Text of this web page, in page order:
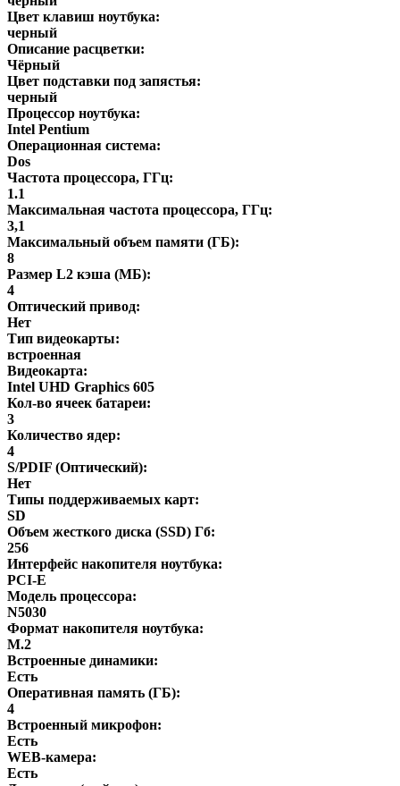
Цвет клавиш ноутбука:
черный
Описание расцветки:
Чёрный
Цвет подставки под запястья:
черный
Процессор ноутбука:
Intel Pentium
Операционная система:
Dos
Частота процессора, ГГц:
1.1
Максимальная частота процессора, ГГц:
3,1
Максимальный объем памяти (ГБ):
8
Размер L2 кэша (МБ):
4
Оптический привод:
Нет
Тип видеокарты:
встроенная
Видеокарта:
Intel UHD Graphics 605
Кол-во ячеек батареи:
3
Количество ядер:
4
S/PDIF (Оптический):
Нет
Типы поддерживаемых карт:
SD
Объем жесткого диска (SSD) Гб:
256
Интерфейс накопителя ноутбука:
PCI-E
Модель процессора:
N5030
Формат накопителя ноутбука:
M.2
Встроенные динамики:
Есть
Оперативная память (ГБ):
4
Встроенный микрофон:
Есть
WEB-камера:
Есть